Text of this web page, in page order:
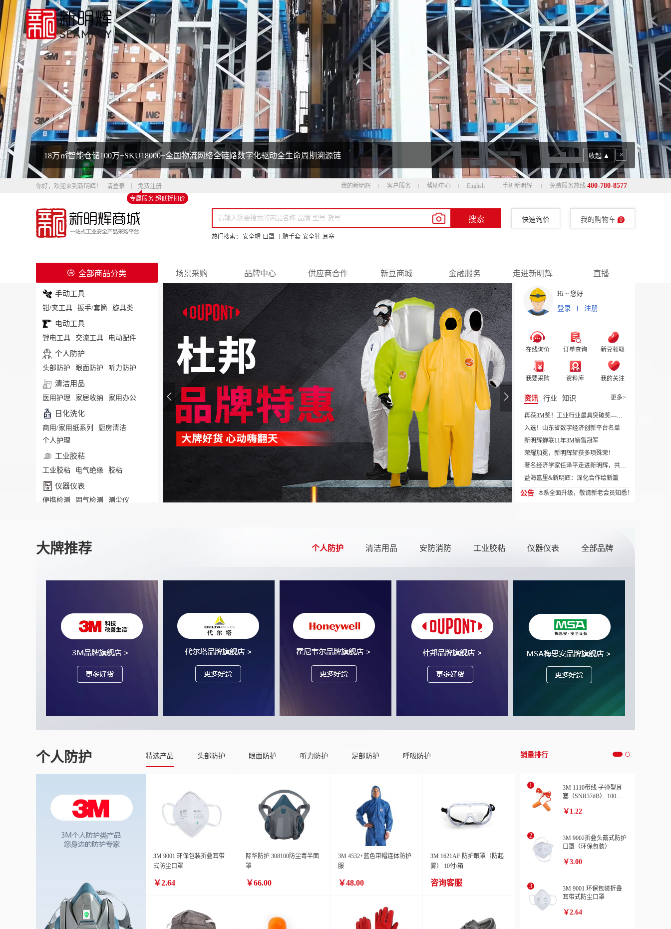
18万㎡智能仓储100万+SKU18000+全国物流网络全链路数字化驱动全生命周期溯源链 收起 ▲ ×
你好，欢迎来到新明辉！ 请登录
免费注册
专属服务 超低折扣价
我的新明辉 客户服务 帮助中心 English 手机新明辉 免费服务热线 400-780-8577
搜索
热门搜索： 安全帽 口罩 丁腈手套 安全鞋 耳塞
快速询价 我的购物车 0
全部商品分类
手动工具
钳/夹工具 扳手/套筒 旋具类
电动工具
锂电工具 交流工具 电动配件
个人防护
头部防护 眼面防护 听力防护
清洁用品
医用护理 家居收纳 家用办公
日化洗化
商用/家用纸系列
厨房清洁
个人护理
工业胶粘
工业胶粘 电气绝缘 胶粘
仪器仪表
便携检测 固气检测 测尘仪
安防/消防器具
磨具磨料工具耗材
酒店用品
酒店餐饮厨房用品
酒店加热保温设备
场景采购 品牌中心 供应商合作 新豆商城 金融服务 走进新明辉 直播
Hi ~ 您好
登录
注册
在线询价 订单查询 新豆领取
我要采购 资料库 我的关注
资讯
再获3M奖！工业行业最具突破奖——
新明辉
入选！山东省数字经济创新平台名单
新明辉蝉联11年3M销售冠军
荣耀加冕，新明辉斩获多项殊荣！
著名经济学家任泽平走进新明辉，共话
数字化发展
益海嘉里&新明辉：深化合作绘新篇
开工大吉
行业 知识 更多>
公告
新明辉商城会员体系全面升级，敬请新老会员知悉！如有任何疑问请致电400-780-
大牌推荐 个人防护 清洁用品 安防消防 工业胶粘 仪器仪表 全部品牌
个人防护 精选产品
3M 9001 环保包装折叠耳带
式防尘口罩
￥2.64
际华防护 308100防尘毒半面
罩
￥66.00
3M 4532+蓝色带帽连体防护
服
￥48.00
3M 1621AF 防护眼罩（防起
雾） 10付/箱
咨询客服
头部防护 眼面防护 听力防护 足部防护 呼吸防护 销量排行
3M 1110带线 子弹型耳
塞（SNR37dB） 100副/
￥1.22
3M 9002折叠头戴式防护
口罩（环保包装）
￥3.00
3M 9001 环保包装折叠
耳带式防尘口罩
￥2.64